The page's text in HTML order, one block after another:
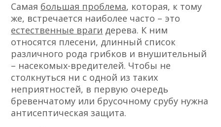
Самая большая проблема, которая, к тому
же, встречается наиболее часто – это
естественные враги дерева. К ним
относятся плесени, длинный список
различного рода грибков и внушительный
– насекомых-вредителей. Чтобы не
столкнуться ни с одной из таких
неприятностей, в первую очередь
бревенчатому или брусочному срубу нужна
антисептическая защита.